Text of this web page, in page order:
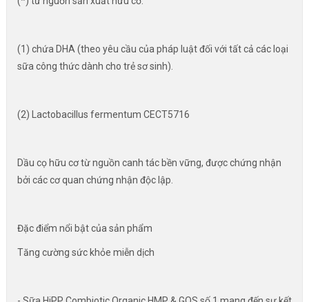
(1) chứa DHA (theo yêu cầu của pháp luật đối với tất cả các loại
sữa công thức dành cho trẻ sơ sinh).
(2) Lactobacillus fermentum CECT5716
Dầu cọ hữu cơ từ nguồn canh tác bền vững, được chứng nhận
bởi các cơ quan chứng nhận độc lập.
Đặc điểm nổi bật của sản phẩm
Tăng cường sức khỏe miễn dịch